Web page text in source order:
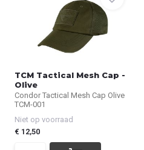
TCM Tactical Mesh Cap -
Olive
Condor Tactical Mesh Cap Olive
TCM-001
Niet op voorraad
€ 12,50